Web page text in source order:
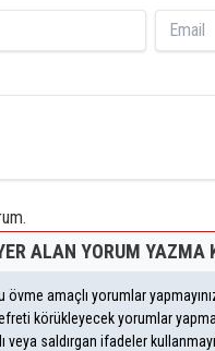
ALAN YORUM
amaçlı yorumlar
körükleyecek yorumlar
saldırgan ifadeler